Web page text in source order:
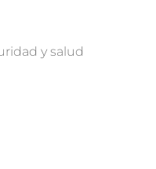
y salud